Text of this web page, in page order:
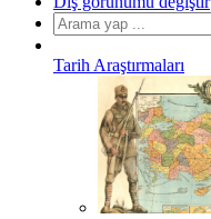
Tarih Araştırmaları